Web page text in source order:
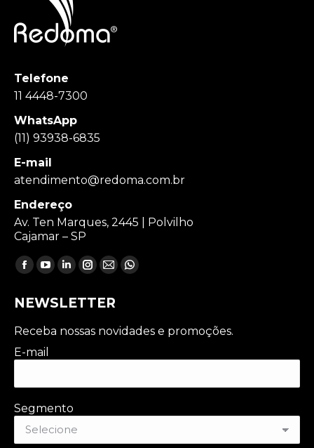
Telefone
11 4448-7300
WhatsApp
(11) 93938-6835
E-mail
atendimento@redoma.com.br
Endereço
Av. Ten Marques, 2445 | Polvilho
Cajamar – SP
Encontre-nos em:
Facebook
opens
in
new
window
YouTube
opens
in
new
window
Linkedin
opens
in
window
Instagram
opens
in
window
Mail
opens
in
window
Whatsapp
in
window
NEWSLETTER
Receba nossas novidades e promoções.
E-mail
Segmento